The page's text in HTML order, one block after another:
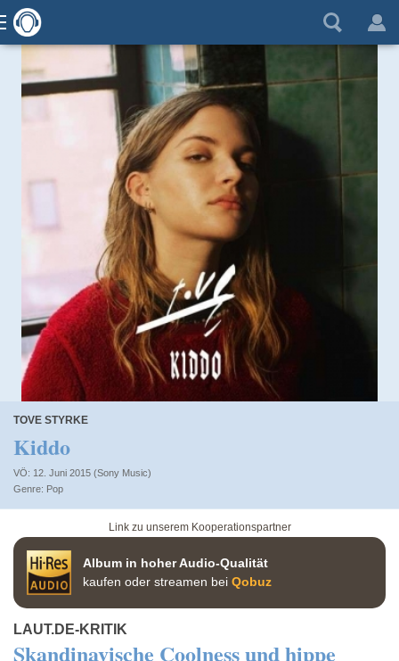
TOVE STYRKE
Kiddo
VÖ: 12. Juni 2015 (Sony Music)
Pop
Link zu unserem Kooperationspartner
Album in hoher Audio-Qualität
kaufen oder streamen bei Qobuz
LAUT.DE-KRITIK
Skandinavische Coolness und hippe